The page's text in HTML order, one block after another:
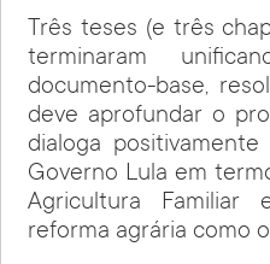
Três teses (e três
terminaram
documento-base,
deve aprofundar o
dialoga
Governo Lula em
Agricultura
reforma agrária como